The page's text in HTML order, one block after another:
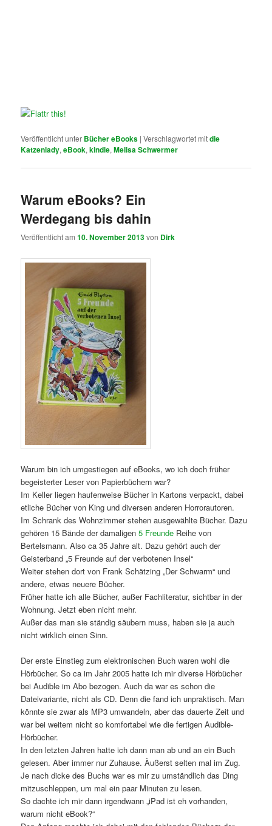
Veröffentlicht unter Bücher eBooks |Verschlagwortet mitdie
Katzenlady,eBook,kindle,Melisa Schwermer
Warum eBooks? Ein
Werdegang bis dahin
Veröffentlicht am10. November 2013von Dirk
Warum bin ich umgestiegen auf eBooks, wo ich doch früher
begeisterter Leser von Papierbüchern war?
Im Keller liegen haufenweise Bücher in Kartons verpackt, dabei
etliche Bücher von King und diversen anderen Horrorautoren.
Im Schrank des Wohnzimmer stehen ausgewählte Bücher. Dazu
gehören 15 Bände der damaligen5 Freunde Reihe von
Bertelsmann. Also ca 35 Jahre alt. Dazu gehört auch der
Geisterband „5 Freunde auf der verbotenen Insel“
Weiter stehen dort von Frank Schätzing „Der Schwarm“ und
andere, etwas neuere Bücher.
Früher hatte ich alle Bücher, außer Fachliteratur, sichtbar in der
Wohnung. Jetzt eben nicht mehr.
Außer das man sie ständig säubern muss, haben sie ja auch
nicht wirklich einen Sinn.
Der erste Einstieg zum elektronischen Buch waren wohl die
Hörbücher. So ca im Jahr 2005 hatte ich mir diverse Hörbücher
bei Audible im Abo bezogen. Auch da war es schon die
Dateivariante, nicht als CD. Denn die fand ich unpraktisch. Man
könnte sie zwar als MP3 umwandeln, aber das dauerte Zeit und
war bei weitem nicht so komfortabel wie die fertigen Audible-
Hörbücher.
In den letzten Jahren hatte ich dann man ab und an ein Buch
gelesen. Aber immer nur Zuhause. Äußerst selten mal im Zug.
Je nach dicke des Buchs war es mir zu umständlich das Ding
mitzuschleppen, um mal ein paar Minuten zu lesen.
So dachte ich mir dann irgendwann „iPad ist eh vorhanden,
warum nicht eBook?“